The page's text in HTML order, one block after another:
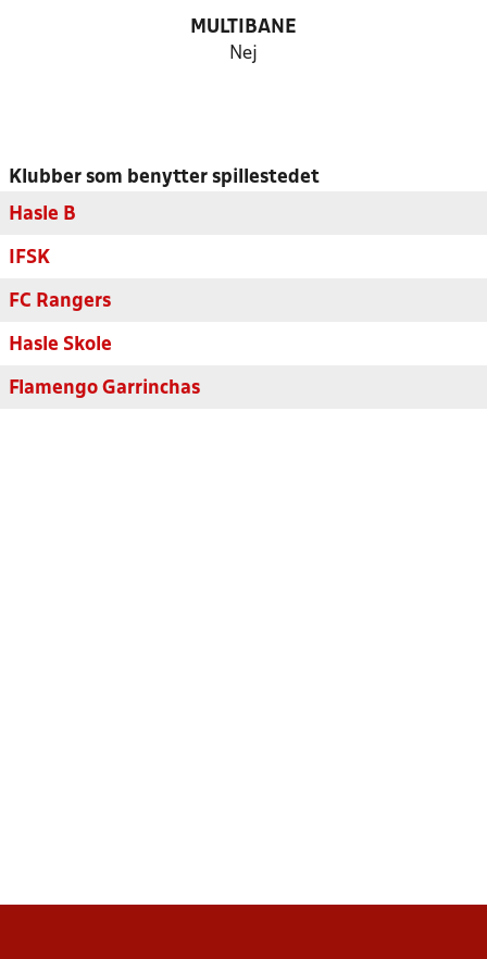
MULTIBANE
Nej
Klubber som benytter spillestedet
Hasle B
IFSK
FC Rangers
Hasle Skole
Flamengo Garrinchas